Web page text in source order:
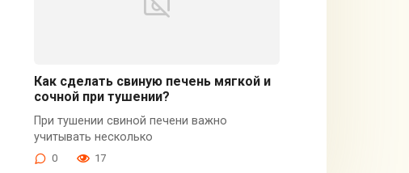
Как сделать свиную печень мягкой и
сочной при тушении?
При тушении свиной печени важно
учитывать несколько
0 17